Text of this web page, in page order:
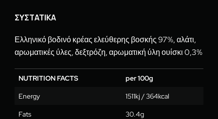
ΣΥΣΤΑΤΙΚΑ
Ελληνικό βοδινό κρέας ελεύθερης βοσκής 97%, αλάτι,
αρωματικές ύλες, δεξτρόζη, αρωματική ύλη ουίσκι 0,3%
NUTRITION FACTS
per 100g
Energy
1511kj / 364kcal
Fats
30.4g